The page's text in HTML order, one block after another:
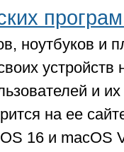
ноутбуков и
и
на ее
16 и macOS